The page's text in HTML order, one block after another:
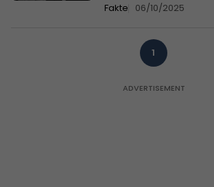
Fakte 06/10/2025
1